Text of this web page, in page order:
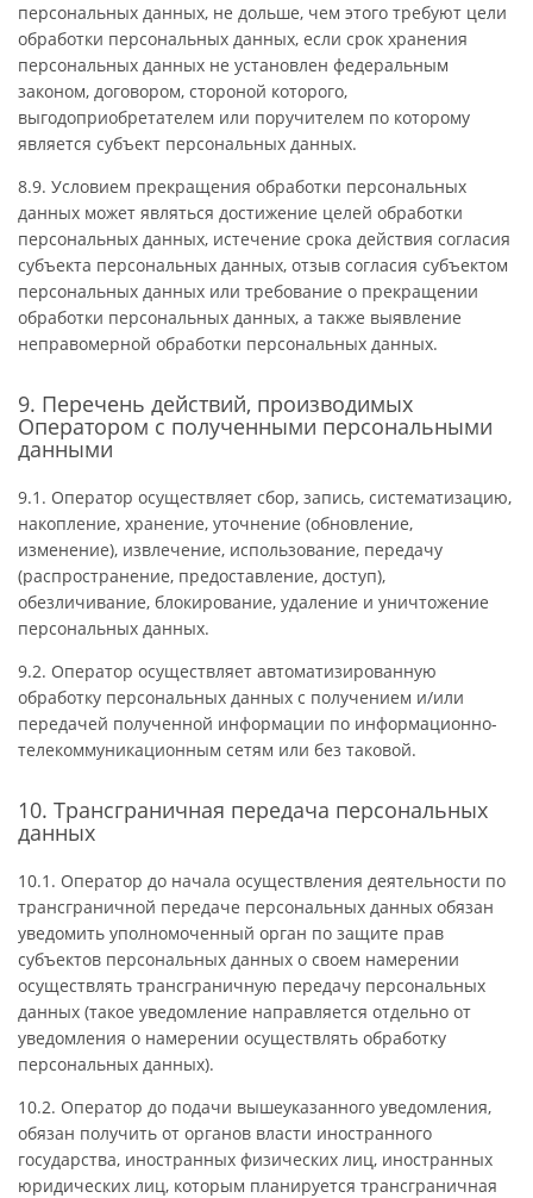
персональных данных, не дольше, чем этого требуют цели
обработки персональных данных, если срок хранения
персональных данных не установлен федеральным
законом, договором, стороной которого,
выгодоприобретателем или поручителем по которому
является субъект персональных данных.
8.9. Условием прекращения обработки персональных
данных может являться достижение целей обработки
персональных данных, истечение срока действия согласия
субъекта персональных данных, отзыв согласия субъектом
персональных данных или требование о прекращении
обработки персональных данных, а также выявление
неправомерной обработки персональных данных.
9. Перечень действий, производимых
Оператором с полученными персональными
данными
9.1. Оператор осуществляет сбор, запись, систематизацию,
накопление, хранение, уточнение (обновление,
изменение), извлечение, использование, передачу
(распространение, предоставление, доступ),
обезличивание, блокирование, удаление и уничтожение
персональных данных.
9.2. Оператор осуществляет автоматизированную
обработку персональных данных с получением и/или
передачей полученной информации по информационно-
телекоммуникационным сетям или без таковой.
10. Трансграничная передача персональных
данных
10.1. Оператор до начала осуществления деятельности по
трансграничной передаче персональных данных обязан
уведомить уполномоченный орган по защите прав
субъектов персональных данных о своем намерении
осуществлять трансграничную передачу персональных
данных (такое уведомление направляется отдельно от
уведомления о намерении осуществлять обработку
персональных данных).
10.2. Оператор до подачи вышеуказанного уведомления,
обязан получить от органов власти иностранного
государства, иностранных физических лиц, иностранных
юридических лиц, которым планируется трансграничная